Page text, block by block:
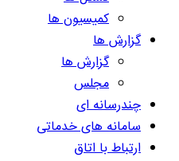
کمیسیون ها
گزارش ها
گزارش ها
مجلس
چندرسانه ای
سامانه های خدماتی
ارتباط با اتاق